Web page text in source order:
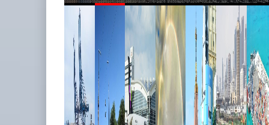
La ATTRAPI licita red de
telecomunicaciones p ...
06 AGO 2026
02 JUL
READ MORE
SSA
...
29 JUN
READ MORE